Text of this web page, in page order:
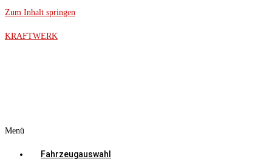
Zum Inhalt springen
KRAFTWERK
Menü
Fahrzeugauswahl